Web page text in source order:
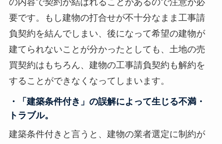
要です。もし建物の打合せが不十分なまま工事請
負契約を結んでしまい、後になって希望の建物が
建てられないことが分かったとしても、土地の売
買契約はもちろん、建物の工事請負契約も解約を
することができなくなってしまいます。
・「建築条件付き」の誤解によって生じる不満・
トラブル。
建築条件付きと言うと、建物の業者選定に制約が